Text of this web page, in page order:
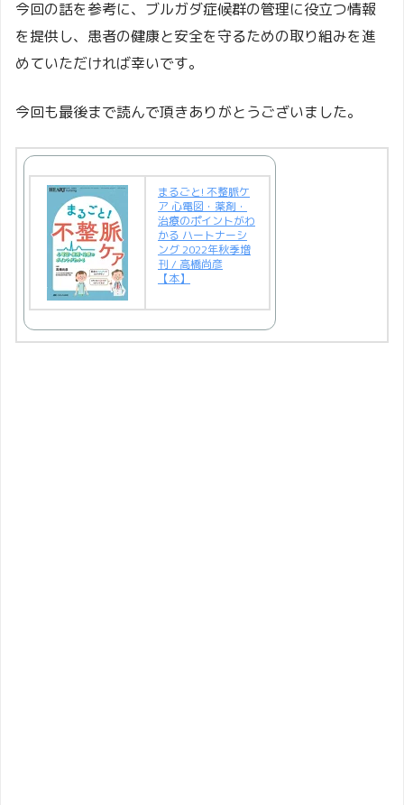
今回の話を参考に、ブルガダ症候群の管理に役立つ情報
を提供し、患者の健康と安全を守るための取り組みを進
めていただければ幸いです。
今回も最後まで読んで頂きありがとうございました。
まるごと! 不整脈ケ
ア 心電図・薬剤・
治療のポイントがわ
かる ハートナーシ
ング 2022年秋季増
刊 / 高橋尚彦
【本】